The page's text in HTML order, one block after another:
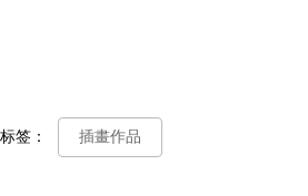
标签： 插畫作品